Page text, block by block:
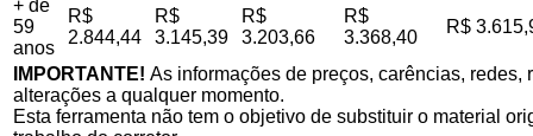
+ de
59
anos
R$
2.844,44
R$
3.145,39
R$
3.203,66
R$
3.368,40
R$
IMPORTANTE! As informações de preços, carências,
alterações a qualquer momento.
Esta ferramenta não tem o objetivo de substituir o material